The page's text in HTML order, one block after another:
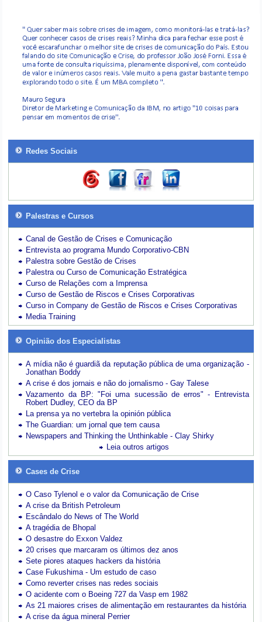
Redes Sociais
Palestras e Cursos
Canal de Gestão de Crises e Comunicação
Entrevista ao programa Mundo Corporativo-CBN
Palestra sobre Gestão de Crises
Palestra ou Curso de Comunicação Estratégica
Curso de Relações com a Imprensa
Curso de Gestão de Riscos e Crises Corporativas
Curso in Company de Gestão de Riscos e Crises Corporativas
Media Training
Opinião dos Especialistas
A mídia não é guardiã da reputação pública de uma organização -
Jonathan Boddy
A crise é dos jornais e não do jornalismo - Gay Talese
Vazamento da BP: "Foi uma sucessão de erros" - Entrevista
Robert Dudley, CEO da BP
La prensa ya no vertebra la opinión pública
The Guardian: um jornal que tem causa
Newspapers and Thinking the Unthinkable - Clay Shirky
Leia outros artigos
Cases de Crise
O Caso Tylenol e o valor da Comunicação de Crise
A crise da British Petroleum
Escândalo do News of The World
A tragédia de Bhopal
O desastre do Exxon Valdez
20 crises que marcaram os últimos dez anos
Sete piores ataques hackers da história
Case Fukushima - Um estudo de caso
Como reverter crises nas redes sociais
O acidente com o Boeing 727 da Vasp em 1982
As 21 maiores crises de alimentação em restaurantes da história
A crise da água mineral Perrier